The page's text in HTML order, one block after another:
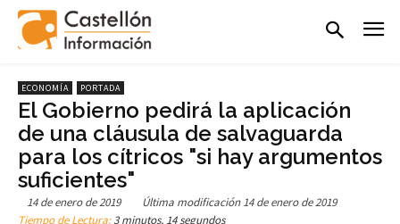
ECONOMÍA PORTADA
El Gobierno pedirá la aplicación
de una cláusula de salvaguarda
para los cítricos "si hay argumentos
suficientes"
14 de enero de 2019 Última modificación 14 de enero de 2019
Tiempo de Lectura:3 minutos, 14 segundos